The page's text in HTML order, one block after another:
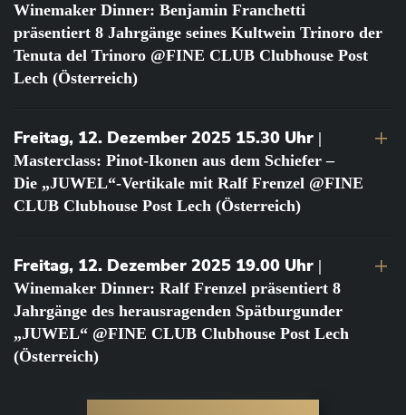
Winemaker Dinner: Benjamin Franchetti
präsentiert 8 Jahrgänge seines Kultwein Trinoro der
Tenuta del Trinoro @FINE CLUB Clubhouse Post
Lech (Österreich)
Freitag, 12. Dezember 2025 15.30 Uhr |
Masterclass: Pinot-Ikonen aus dem Schiefer –
Die „JUWEL“-Vertikale mit Ralf Frenzel @FINE
CLUB Clubhouse Post Lech (Österreich)
Freitag, 12. Dezember 2025 19.00 Uhr |
Winemaker Dinner: Ralf Frenzel präsentiert 8
Jahrgänge des herausragenden Spätburgunder
„JUWEL“ @FINE CLUB Clubhouse Post Lech
(Österreich)